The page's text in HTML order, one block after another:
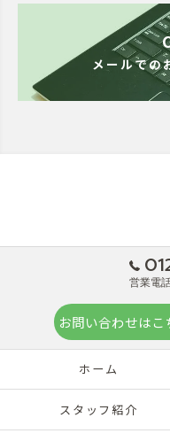
メールでの
営業電
お問い合わせはこ
ホーム
スタッフ紹介